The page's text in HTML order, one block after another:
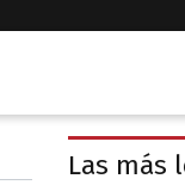
Las más